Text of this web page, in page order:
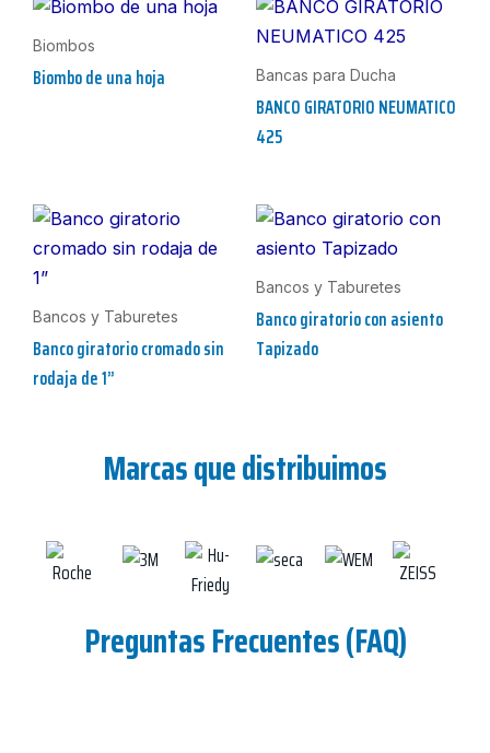
Biombos
Biombo de una hoja Bancas para Ducha
BANCO GIRATORIO NEUMATICO
425
Bancos y Taburetes
Banco giratorio cromado sin
rodaja de 1”
Bancos y Taburetes
Banco giratorio con asiento
Tapizado
Marcas que distribuimos
Preguntas Frecuentes (FAQ)